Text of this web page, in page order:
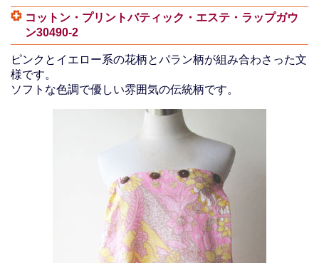
コットン・プリントバティック・エステ・ラップガウ
ン30490-2
ピンクとイエロー系の花柄とパラン柄が組み合わさった文
様です。
ソフトな色調で優しい雰囲気の伝統柄です。